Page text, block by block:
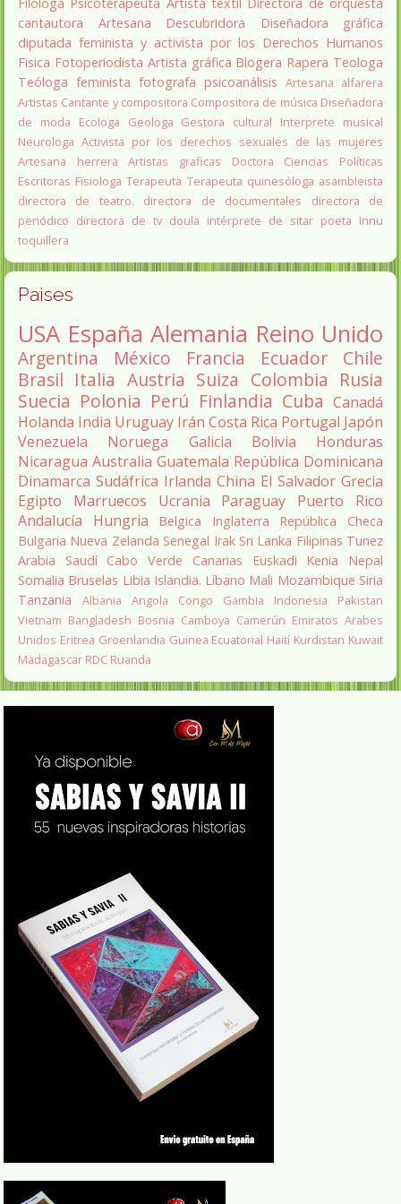
cantautora
Artesana Descubridora
Diseñadora gráfica
diputada feminista y activista por los Derechos Humanos
Fisica Fotoperiodista Artista gráfica Blogera Rapera Teologa
Teóloga feminista fotografa psicoanálisis Artesana alfarera
Artistas Cantante y compositora Compositora de música Diseñadora
de moda
Ecologa Geologa Gestora cultural
Interprete musical
Neurologa Activista por los derechos sexuales de las mujeres
Artesana herrera
Artistas graficas
Doctora Ciencias Políticas
Escritoras Fisiologa Terapeuta Terapeuta quinesóloga asambleista
directora de teatro.
directora de documentales
directora de
periódico directora de tv doula intérprete de sitar poeta Innu
toquillera
Paises
USA España Alemania Reino Unido
Argentina México Francia Ecuador
Chile
Brasil Italia Austria Suiza Colombia Rusia
Suecia Polonia Perú Finlandia Cuba Canadá
Holanda India Uruguay Irán Costa Rica Portugal Japón
Venezuela
Noruega Galicia Bolivia
Honduras
Nicaragua Australia Guatemala República Dominicana
Dinamarca Sudáfrica Irlanda China El Salvador Grecia
Egipto
Marruecos Ucrania Paraguay
Puerto Rico
Andalucía
Hungria Belgica Inglaterra
República Checa
Bulgaria Nueva Zelanda Senegal Irak Sri Lanka Filipinas Tunez
Arabia Saudí Cabo Verde Canarias Euskadi Kenia
Nepal
Somalia Bruselas Libia Islandia. Líbano Mali Mozambique Siria
Tanzania
Albania Angola Congo Gambia Indonesia
Pakistan
Vietnam Bangladesh Bosnia Camboya Camerún Emiratos Arabes
Unidos Eritrea Groenlandia Guinea Ecuatorial Haití Kurdistan Kuwait
Madagascar RDC Ruanda